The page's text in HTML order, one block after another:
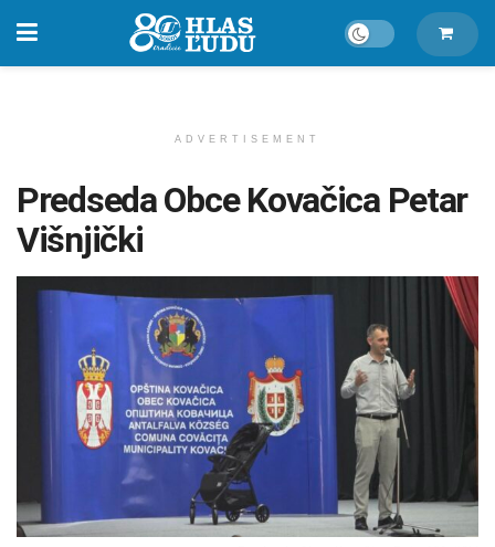
ADVERTISEMENT
Predseda Obce Kovačica Petar
Višnjički